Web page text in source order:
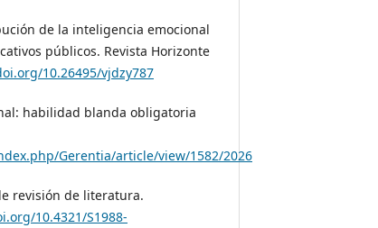
de la inteligencia emocional
públicos. Revista Horizonte
10.26495/vjdzy787
habilidad blanda obligatoria
Gerentia/article/view/1582/2026
revisión de literatura.
10.4321/S1988-